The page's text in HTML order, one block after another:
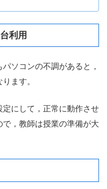
利用
ソコンの不調があると，
ます。
にして，正常に動作させ
，教師は授業の準備が大